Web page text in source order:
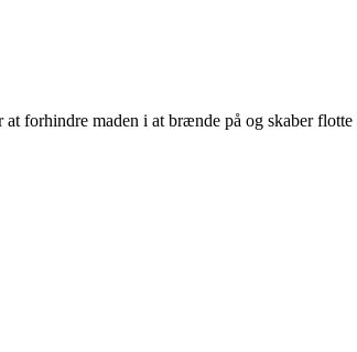
forhindre maden i at brænde på og skaber flotte